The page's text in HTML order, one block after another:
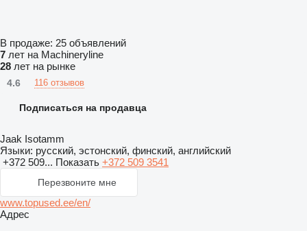
В продаже: 25 объявлений
7 лет на Machineryline
28 лет на рынке
4.6 116 отзывов
Подписаться на продавца
Jaak Isotamm
Языки: русский, эстонский, финский, английский
+372 509... Показать +372 509 3541
Перезвоните мне
www.topused.ee/en/
Адрес